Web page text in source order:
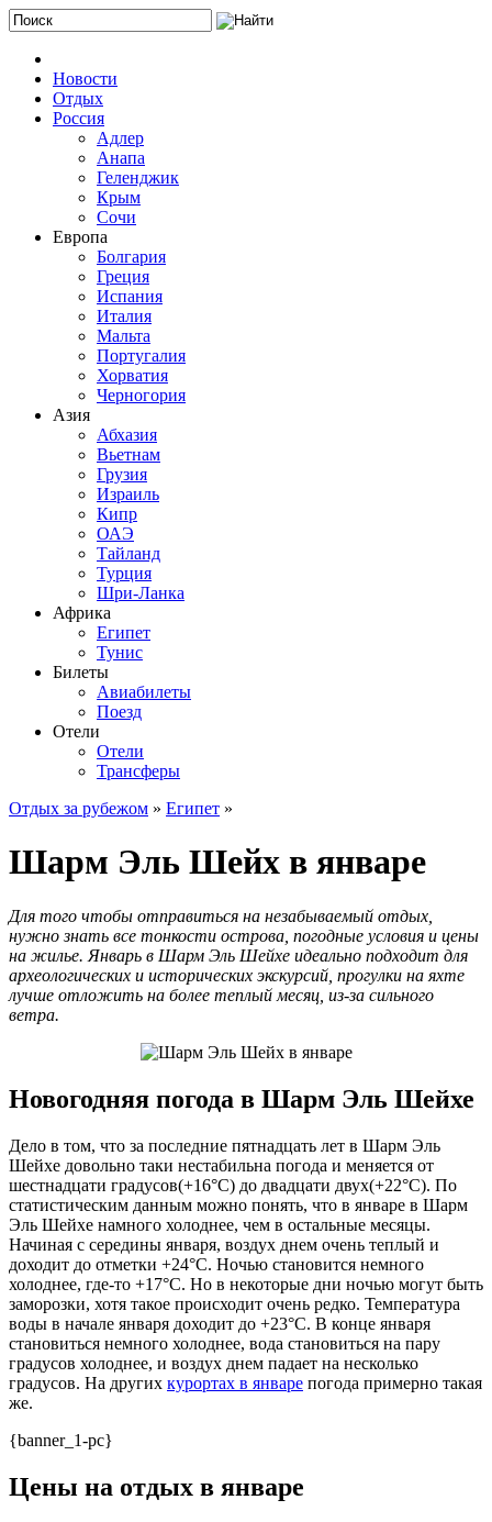
Новости
Отдых
Россия
Адлер
Анапа
Геленджик
Крым
Сочи
Европа
Болгария
Греция
Испания
Италия
Мальта
Португалия
Хорватия
Черногория
Азия
Абхазия
Вьетнам
Грузия
Израиль
Кипр
ОАЭ
Тайланд
Турция
Шри-Ланка
Африка
Египет
Тунис
Билеты
Авиабилеты
Поезд
Отели
Отели
Трансферы
Отдых за рубежом » Египет »
Шарм Эль Шейх в январе
Для того чтобы отправиться на незабываемый отдых,
нужно знать все тонкости острова, погодные условия и цены
на жилье. Январь в Шарм Эль Шейхе идеально подходит для
археологических и исторических экскурсий, прогулки на яхте
лучше отложить на более теплый месяц, из-за сильного
ветра.
Новогодняя погода в Шарм Эль Шейхе
Дело в том, что за последние пятнадцать лет в Шарм Эль
Шейхе довольно таки нестабильна погода и меняется от
шестнадцати градусов(+16°C) до двадцати двух(+22°C). По
статистическим данным можно понять, что в январе в Шарм
Эль Шейхе намного холоднее, чем в остальные месяцы.
Начиная с середины января, воздух днем очень теплый и
доходит до отметки +24°C. Ночью становится немного
холоднее, где-то +17°C. Но в некоторые дни ночью могут быть
заморозки, хотя такое происходит очень редко. Температура
воды в начале января доходит до +23°C. В конце января
становиться немного холоднее, вода становиться на пару
градусов холоднее, и воздух днем падает на несколько
градусов. На других курортах в январе погода примерно такая
же.
{banner_1-pc}
Цены на отдых в январе